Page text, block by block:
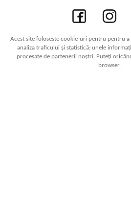
Acest site foloseste cookie-uri pentru pentru
analiza traficului și statistică; unele
procesate de partenerii noștri. Puteți
browser.